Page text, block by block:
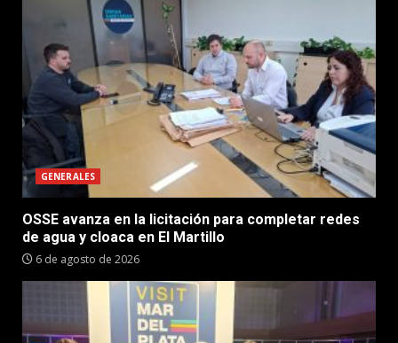
GENERALES
OSSE avanza en la licitación para completar redes
de agua y cloaca en El Martillo
6 de agosto de 2026